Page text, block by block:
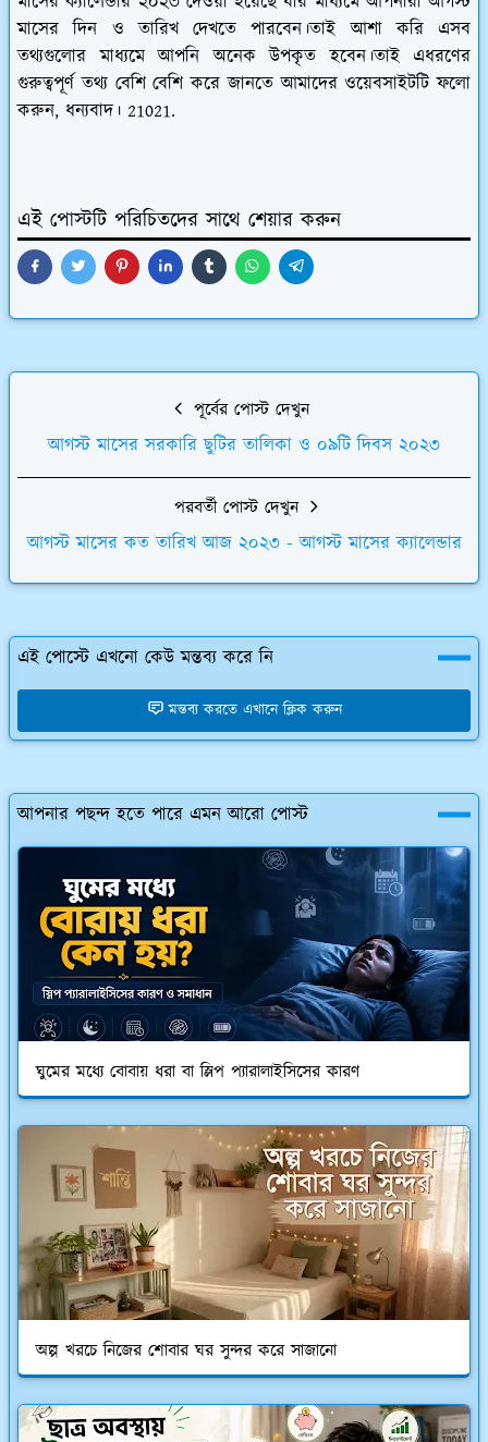
মাসের দিন ও তারিখ দেখতে পারবেন।তাই আশা করি এসব
তথ্যগুলোর মাধ্যমে আপনি অনেক উপকৃত হবেন।তাই এধরণের
গুরুত্বপূর্ণ তথ্য বেশি বেশি করে জানতে আমাদের ওয়েবসাইটটি ফলো
করুন, ধন্যবাদ। 21021.
এই পোস্টটি পরিচিতদের সাথে শেয়ার করুন
পূর্বের পোস্ট দেখুন
আগস্ট মাসের সরকারি ছুটির তালিকা ও ০৯টি দিবস ২০২৩
পরবর্তী পোস্ট দেখুন
আগস্ট মাসের কত তারিখ আজ ২০২৩ - আগস্ট মাসের ক্যালেন্ডার
এই পোস্টে এখনো কেউ মন্তব্য করে নি
মন্তব্য করতে এখানে ক্লিক করুন
আপনার পছন্দ হতে পারে এমন আরো পোস্ট
ঘুমের মধ্যে বোবায় ধরা বা স্লিপ প্যারালাইসিসের কারণ
অল্প খরচে নিজের শোবার ঘর সুন্দর করে সাজানো